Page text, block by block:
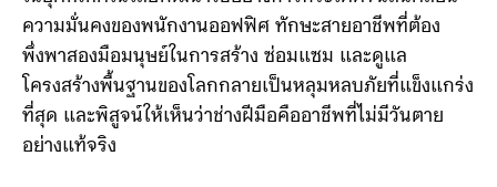
ในยุคที่เทคโนโลยีพัฒนาไปอย่างก้าวกระโดดจนสั่นคลอน
ความมั่นคงของพนักงานออฟฟิศ ทักษะสายอาชีพที่ต้อง
พึ่งพาสองมือมนุษย์ในการสร้าง ซ่อมแซม และดูแล
โครงสร้างพื้นฐานของโลกกลายเป็นหลุมหลบภัยที่แข็งแกร่ง
ที่สุด และพิสูจน์ให้เห็นว่าช่างฝีมือคืออาชีพที่ไม่มีวันตาย